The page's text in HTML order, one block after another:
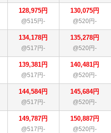
128,975円
@515円-
130,075円
@520円-
134,178円
@517円-
135,278円
@520円-
139,381円
@517円-
140,481円
@520円-
144,584円
@517円-
145,684円
@520円-
149,787円
@517円-
150,887円
@520円-